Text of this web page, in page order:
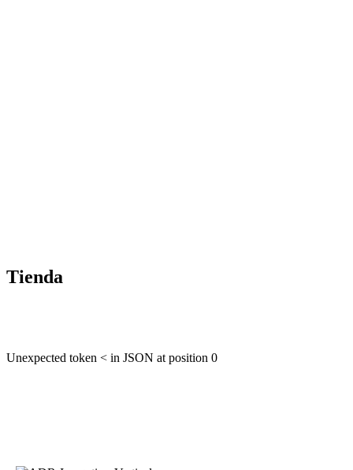
Tienda
Unexpected token < in JSON at position 0